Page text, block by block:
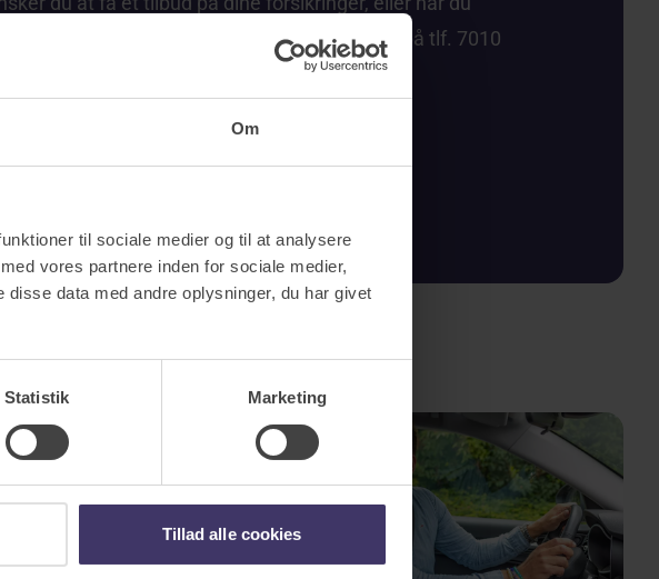
Om
til sociale medier og til at analysere
vores partnere inden for sociale medier,
data med andre oplysninger, du har givet
Statistik Marketing
Tillad alle cookies
er du altid velkommen til at ringe os på tlf. 7010
Ring til os på 7010 4222